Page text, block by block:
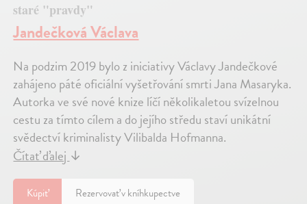
staré "pravdy"
Jandečková Václava
Na podzim 2019 bylo z iniciativy Václavy Jandečkové
zahájeno páté oficiální vyšetřování smrti Jana Masaryka.
Autorka ve své nové knize líčí několikaletou svízelnou
cestu za tímto cílem a do jejího středu staví unikátní
svědectví kriminalisty Vilibalda Hofmanna.
Čítať ďalej↓
Kúpiť Rezervovať v kníhkupectve